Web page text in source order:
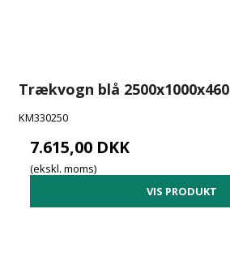
Trækvogn blå 2500x1000x460
KM330250
7.615,00 DKK
(ekskl. moms)
VIS PRODUKT